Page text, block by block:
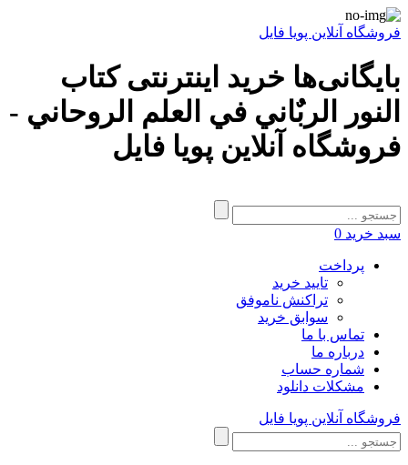
فروشگاه آنلاین پویا فایل
بایگانی‌ها خرید اینترنتی کتاب
النور الربٌاني في العلم الروحاني -
فروشگاه آنلاین پویا فایل
سبد خرید 0
پرداخت
تایید خرید
تراکنش ناموفق
سوابق خرید
تماس با ما
درباره ما
شماره حساب
مشکلات دانلود
فروشگاه آنلاین پویا فایل